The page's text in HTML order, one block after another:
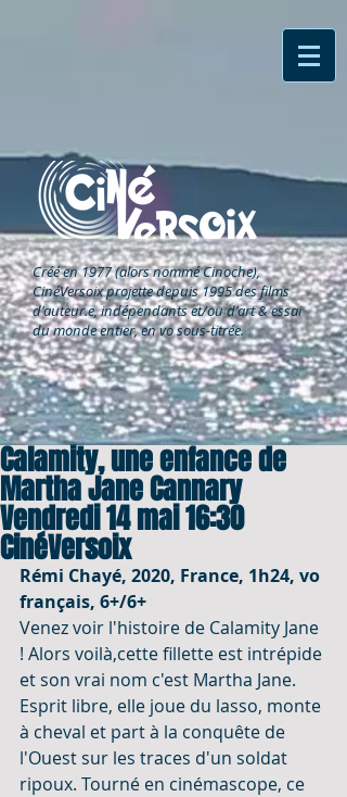
Créé en 1977 (alors nommé Cinoche),
CinéVersoixprojette depuis 1995 des films
d'auteur.e, indépendants et/ou d'art & essai
du monde entier, en vo sous-titrée.
Calamity, une enfance de
Martha Jane Cannary
Vendredi 14 mai 16:30
CinéVersoix
Rémi Chayé, 2020, France, 1h24, vo
français, 6+/6+
Venez voir l'histoire de Calamity Jane
! Alors voilà,cette fillette est intrépide
et son vrai nom c'est Martha Jane.
Esprit libre, elle joue du lasso, monte
à cheval et part à la conquête de
l'Ouest sur les traces d'un soldat
ripoux. Tourné en cinémascope, ce